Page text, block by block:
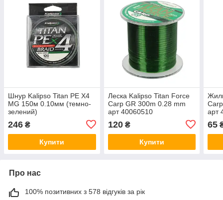
Шнур Kalipso Titan PE X4
MG 150м 0.10мм (темно-
зелений)
246 ₴
Купити
Леска Kalipso Titan Force
Carp GR 300m 0.28 mm
арт 40060510
120₴
Купити
арт
65
Про нас
100% позитивних з 578 відгуків за рік